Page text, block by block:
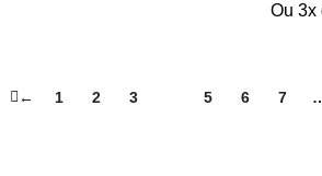
Ou 3x
← 1 2 3 5 6 7